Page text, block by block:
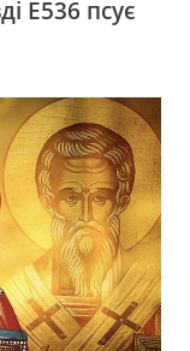
Е536 псує